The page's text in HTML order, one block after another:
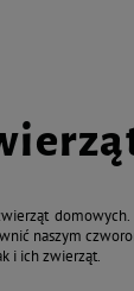
naszym
i ich zwierząt.